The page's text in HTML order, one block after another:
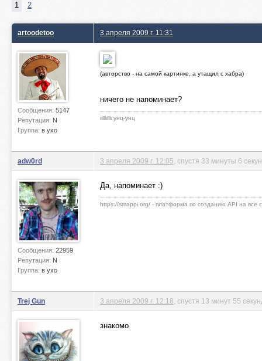
1
2
artoodetoo
Сообщения: 5147
Репутация: N
Группа: в ухо
3 апреля 2009 г. 11:31
(авторство - на самой картинке. а утащил с хабра)
ничего не напоминает?
ιιlllιlllι унц-унц
adw0rd
Сообщения: 22959
Репутация: N
Группа: в ухо
3 апреля 2009 г. 12:05 , спустя 33 минуты 6
Да, напоминает :)
https://smappi.org/ - платформа по созданию API на все
Trej Gun 3 апреля 2009 г. 12:18 , спустя 13 минут 55
знакомо